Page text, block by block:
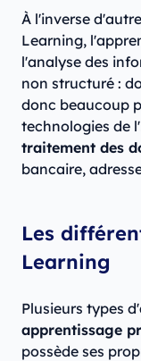
À l'inverse
Learning,
l'analyse des
non structuré :
donc beaucoup
technologies de
traitement des
bancaire,
Les
Learning
Plusieurs types
apprentissage
possède ses